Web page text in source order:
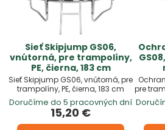
si môžete byť istí, že deti budú mať
bezpečné prostredie na hranie a
našu ponuku záhradných detských
príslušenstva a vyberte tú najlepšiu
rozpočet.
Sieť Skipjump GS06,
vnútorná, pre trampolíny,
PE, čierna, 183 cm
Sieť Skipjump GS06, vnútorná, pre
trampolíny, PE, čierna, 183 cm
Doručíme do 5 pracovných dní
15,20 €
pre